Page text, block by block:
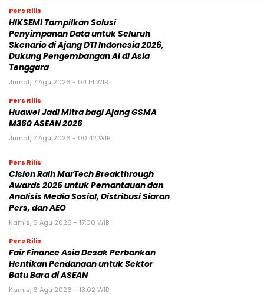
Pers Rilis
HIKSEMI Tampilkan Solusi
Penyimpanan Data untuk Seluruh
Skenario di Ajang DTI Indonesia 2026,
Dukung Pengembangan AI di Asia
Tenggara
Jumat, 7 Agu 2026 - 04:14 WIB
Pers Rilis
Huawei Jadi Mitra bagi Ajang GSMA
M360 ASEAN 2026
Jumat, 7 Agu 2026 - 00:42 WIB
Pers Rilis
Cision Raih MarTech Breakthrough
Awards 2026 untuk Pemantauan dan
Analisis Media Sosial, Distribusi Siaran
Pers, dan AEO
Kamis, 6 Agu 2026 - 17:00 WIB
Pers Rilis
Fair Finance Asia Desak Perbankan
Hentikan Pendanaan untuk Sektor
Batu Bara di ASEAN
Kamis, 6 Agu 2026 - 13:02 WIB